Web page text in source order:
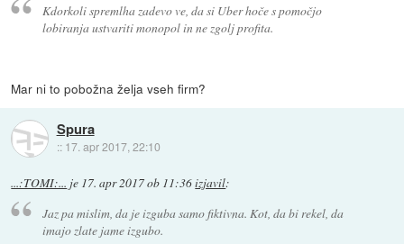
Kdorkoli spremlha zadevo ve, da si Uber hoče s pomočjo
lobiranja ustvariti monopol in ne zgolj profita.
Mar ni to pobožna želja vseh firm?
Spura
:: 17. apr 2017, 22:10
...:TOMI:... je 17. apr 2017 ob 11:36izjavil:
Jaz pa mislim, da je izguba samo fiktivna. Kot, da bi rekel, da
imajo zlate jame izgubo.